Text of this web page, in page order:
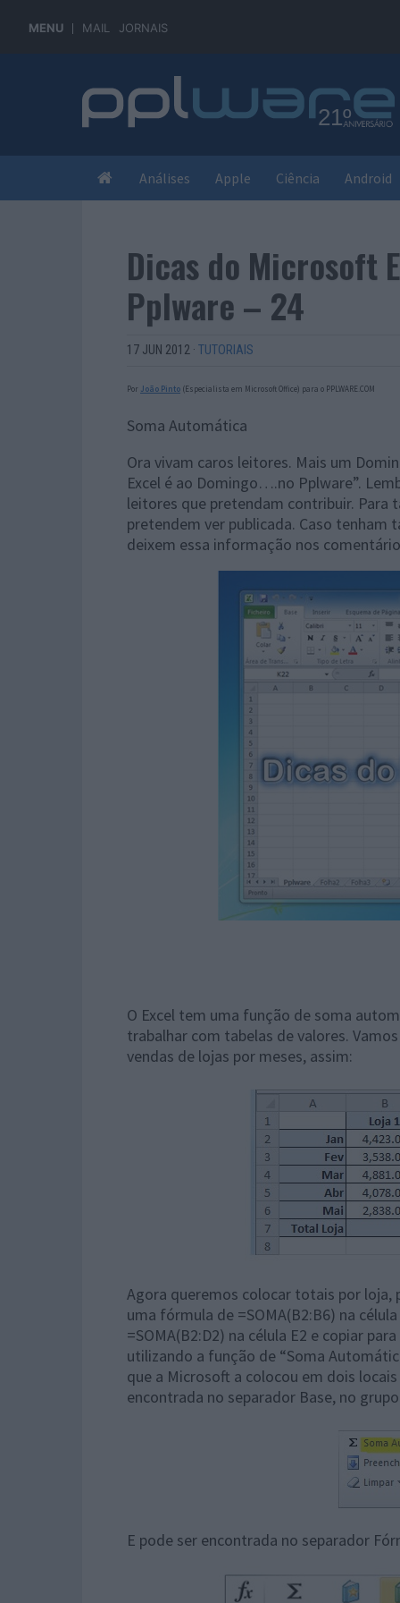
MENU MAIL JORNAIS
Análises Apple Ciência Android
Dicas do Microsoft
Pplware – 24
17 JUN 2012 · TUTORIAIS
Por João Pinto (Especialista em Microsoft Office) para o PPLWARE.COM
Soma Automática
Ora vivam caros leitores. Mais um
Excel é ao Domingo….no Pplware”.
leitores que pretendam contribuir. Para
pretendem ver publicada. Caso tenham
deixem essa informação nos
O Excel tem uma função de soma
trabalhar com tabelas de valores.
vendas de lojas por meses, assim:
Agora queremos colocar totais por loja,
uma fórmula de =SOMA(B2:B6) na
=SOMA(B2:D2) na célula E2 e copiar
utilizando a função de “Soma
que a Microsoft a colocou em dois
encontrada no separador Base, no
E pode ser encontrada no separador